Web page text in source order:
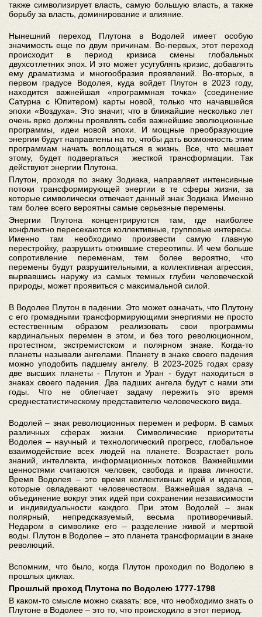
также символизирует власть, самую большую власть, а также
борьбу за власть, доминирование и влияние.
Нынешний переход Плутона в Водолей имеет особую
значимость еще по двум причинам. Во-первых, этот переход
происходит в период кризиса смены глобальных
двухсотлетних эпох. И это может усугублять кризис, добавлять
ему драматизма и многообразия проявлений. Во-вторых, в
первом градусе Водолея, куда войдет Плутон в 2023 году,
находится важнейшая «программная точка» (соединение
Сатурна с Юпитером) карты новой, только что начавшейся
эпохи «Воздуха». Это значит, что в ближайшие несколько лет
очень ярко должны проявлять себя важнейшие эволюционные
программы, идеи новой эпохи. И мощные преобразующие
энергии будут направлены на то, чтобы дать возможность этим
программам начать воплощаться в жизнь. Все, что мешает
этому, будет подвергаться жесткой трансформации. Так
действуют энергии Плутона.
Плутон, проходя по знаку Зодиака, направляет интенсивные
потоки трансформирующей энергии в те сферы жизни, за
которые символически отвечает данный знак Зодиака. Именно
там более всего вероятны самые серьезные перемены.
Энергии Плутона концентрируются там, где наиболее
конфликтно пересекаются коллективные, групповые интересы.
Именно там необходимо произвести самую главную
перестройку, разрушить отжившие стереотипы. И чем больше
сопротивление переменам, тем более вероятно, что
перемены будут разрушительными, а коллективная агрессия,
вырвавшись наружу из самых темных глубин человеческой
природы, может проявиться с максимальной силой.
В Водолее Плутон в падении. Это может означать, что Плутону
с его громадными трансформирующими энергиями не просто
естественным образом реализовать свои программы
кардинальных перемен в этом, и без того революционном,
протестном, экстремистском и полярном знаке. Когда-то
планеты называли ангелами. Планету в знаке своего падения
можно уподобить падшему ангелу. В 2023-2025 годах сразу
две высших планеты - Плутон и Уран - будут находиться в
знаках своего падения. Два падших ангела будут с нами эти
годы. Что не облегчает задачу пережить это время
среднестатистическому представителю человеческого вида.
Водолей – знак революционных перемен и реформ. В самых
различных сферах жизни. Символические приоритеты
Водолея – научный и технологический прогресс, глобальное
взаимодействие всех людей на планете. Возрастает роль
знаний, интеллекта, информационных потоков. Важнейшими
ценностями считаются человек, свобода и права личности.
Время Водолея – это время коллективных идей и идеалов,
которые овладевают человечеством. Важнейшая задача –
объединение вокруг этих идей при сохранении независимости
и индивидуальности каждого. При этом Водолей – знак
полярный, непредсказуемый, весьма противоречивый.
Недаром в символике его – разделение живой и мертвой
воды. Плутон в Водолее – это планета трансформации в знаке
революций.
Вспомним, что было, когда Плутон проходил по Водолею в
прошлых циклах.
Прошлый проход Плутона по Водолею 1777-1798
В каком-то смысле можно сказать: все, что необходимо знать о
Плутоне в Водолее – это то, что происходило в этот период.